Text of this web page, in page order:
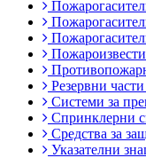
Резервни
Системи за
Спринклерни
Средства за
Указателни